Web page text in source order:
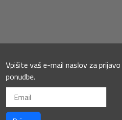
Vpišite vaš e-mail naslov za
ponudbe.